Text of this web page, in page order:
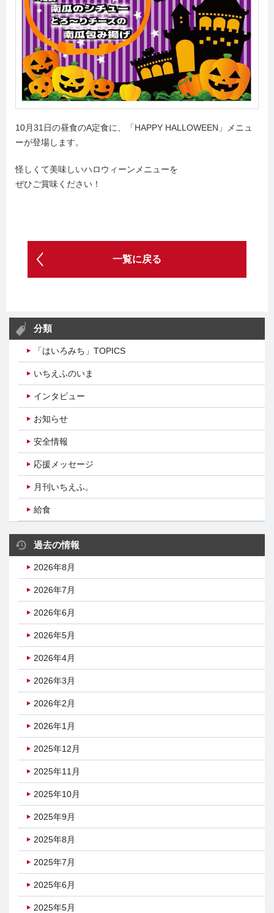
10月31日の昼食のA定食に、「HAPPY HALLOWEEN」メニュ
ーが登場します。
怪しくて美味しいハロウィーンメニューを
ぜひご賞味ください！
一覧に戻る
分類
「はいろみち」TOPICS
いちえふのいま
インタビュー
お知らせ
安全情報
応援メッセージ
月刊いちえふ。
給食
過去の情報
2026年8月
2026年7月
2026年6月
2026年5月
2026年4月
2026年3月
2026年2月
2026年1月
2025年12月
2025年11月
2025年10月
2025年9月
2025年8月
2025年7月
2025年6月
2025年5月